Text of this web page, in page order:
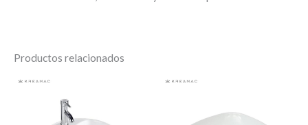
Productos relacionados